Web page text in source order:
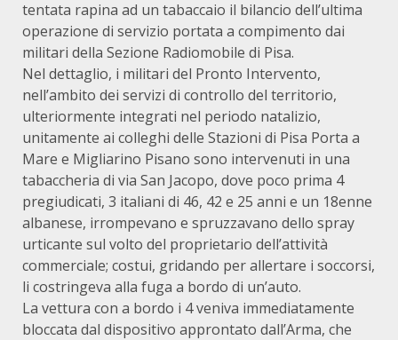
tentata rapina ad un tabaccaio il bilancio dell’ultima
operazione di servizio portata a compimento dai
militari della Sezione Radiomobile di Pisa.
Nel dettaglio, i militari del Pronto Intervento,
nell’ambito dei servizi di controllo del territorio,
ulteriormente integrati nel periodo natalizio,
unitamente ai colleghi delle Stazioni di Pisa Porta a
Mare e Migliarino Pisano sono intervenuti in una
tabaccheria di via San Jacopo, dove poco prima 4
pregiudicati, 3 italiani di 46, 42 e 25 anni e un 18enne
albanese, irrompevano e spruzzavano dello spray
urticante sul volto del proprietario dell’attività
commerciale; costui, gridando per allertare i soccorsi,
li costringeva alla fuga a bordo di un’auto.
La vettura con a bordo i 4 veniva immediatamente
bloccata dal dispositivo approntato dall’Arma, che